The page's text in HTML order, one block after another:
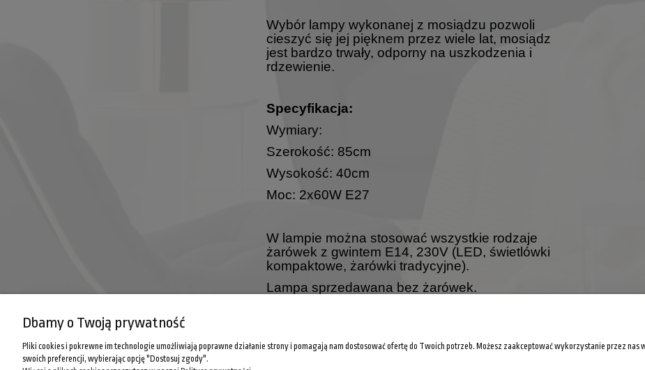
Wybór lampy wykonanej z mosiądzu pozwoli
cieszyć się jej pięknem przez wiele lat, mosiądz
jest bardzo trwały, odporny na uszkodzenia i
rdzewienie.
Specyfikacja:
Wymiary:
Szerokość: 85cm
Wysokość: 40cm
Moc: 2x60W E27
W lampie można stosować wszystkie rodzaje
żarówek z gwintem E14, 230V (LED, świetlówki
kompaktowe, żarówki tradycyjne).
Lampa sprzedawana bez żarówek.
POMOC INFORMACJE PRAWNE MOJE KONTO
Dbamy o Twoją prywatność
Pliki cookies i pokrewne im technologie umożliwiają poprawne działanie strony i pomagają nam dostosować ofertę do Twoich potrzeb. Możesz zaakceptować wykorzystanie przez
swoich preferencji, wybierając opcję "Dostosuj zgody".